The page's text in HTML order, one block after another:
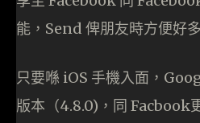
能，Send 俾朋友時方便好多
只要喺 iOS 手機入面，
版本（4.8.0)，同 Facbook